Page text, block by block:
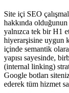
Site içi SEO
hakkında olduğunun
yalnızca tek bir H1
hiyerarşisine uygun
içinde semantik
yapısı sayesinde,
(internal linking)
Google botları
ederek tüm hizmet